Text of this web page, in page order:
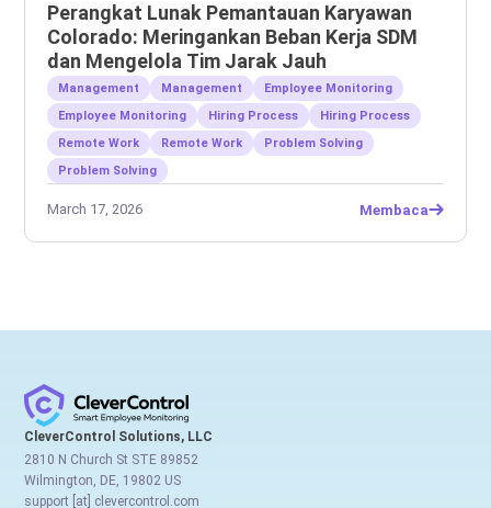
Perangkat Lunak Pemantauan Karyawan
Colorado: Meringankan Beban Kerja SDM
dan Mengelola Tim Jarak Jauh
Management Management
Employee Monitoring
Employee Monitoring
Hiring Process
Hiring Process
Remote Work
Remote Work
Problem Solving
Problem Solving
March 17, 2026 Membaca
CleverControl Solutions, LLC
2810 N Church St STE 89852
Wilmington, DE, 19802 US
support [at] clevercontrol.com